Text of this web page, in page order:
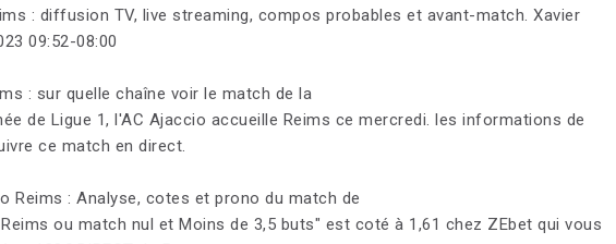
: diffusion TV, live streaming, compos probables et avant-match. Xavier
09:52-08:00
: sur quelle chaîne voir le match de la
de Ligue 1, l'AC Ajaccio accueille Reims ce mercredi. les informations de
ce match en direct.
Reims : Analyse, cotes et prono du match de
ou match nul et Moins de 3,5 buts" est coté à 1,61 chez ZEbet qui vous